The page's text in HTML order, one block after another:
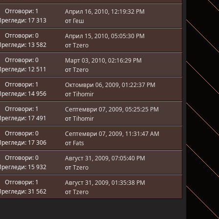
Отговори: 1
17 313
Април 16, 2010, 12:19:32 PM
от Геш
Отговори: 0
13 582
Април 15, 2010, 05:05:30 PM
отTzero
Отговори: 0
12 511
Март 03, 2010, 02:16:29 PM
отTzero
Отговори: 1
14 956
Октомври 06, 2009, 01:22:37 PM
отTihomir
Отговори: 1
17 491
Септември 07, 2009, 05:25:25 PM
отTihomir
Отговори: 0
17 306
Септември 07, 2009, 11:31:47 AM
от Fats
Отговори: 0
15 932
Август 31, 2009, 07:05:40 PM
отTzero
Отговори: 1
31 562
Август 31, 2009, 01:35:38 PM
отTzero